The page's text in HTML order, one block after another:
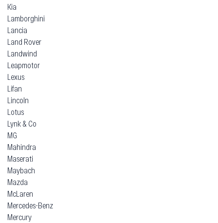
Kia
Lamborghini
Lancia
Land Rover
Landwind
Leapmotor
Lexus
Lifan
Lincoln
Lotus
Lynk & Co
MG
Mahindra
Maserati
Maybach
Mazda
McLaren
Mercedes-Benz
Mercury